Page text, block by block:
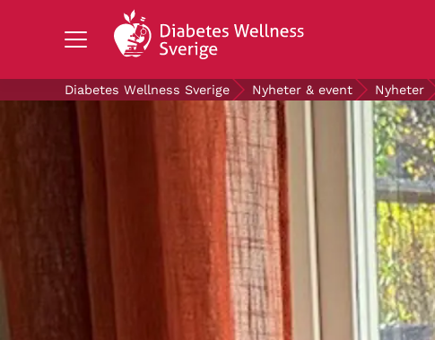
GRATIS DIABETESPRODUKTER
Search Diabetes Wellness Sverige
Diabetes Wellness Sverige Nyheter & event Nyheter